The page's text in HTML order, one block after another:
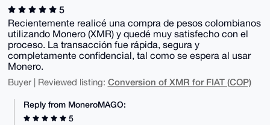
5
Recientemente realicé una compra de pesos colombianos
utilizando Monero (XMR) y quedé muy satisfecho con el
proceso. La transacción fue rápida, segura y
completamente confidencial, tal como se espera al usar
Monero.
Buyer | Reviewed listing: Conversion of XMR for FIAT (COP)
Reply from MoneroMAGO:
5